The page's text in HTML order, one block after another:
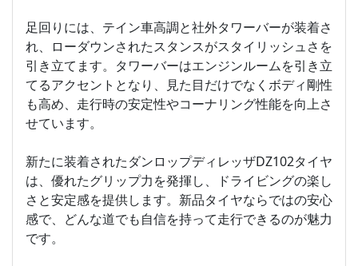
足回りには、テイン車高調と社外タワーバーが装着さ
れ、ローダウンされたスタンスがスタイリッシュさを
引き立てます。タワーバーはエンジンルームを引き立
てるアクセントとなり、見た目だけでなくボディ剛性
も高め、走行時の安定性やコーナリング性能を向上さ
せています。
新たに装着されたダンロップディレッザDZ102タイヤ
は、優れたグリップ力を発揮し、ドライビングの楽し
さと安定感を提供します。新品タイヤならではの安心
感で、どんな道でも自信を持って走行できるのが魅力
です。